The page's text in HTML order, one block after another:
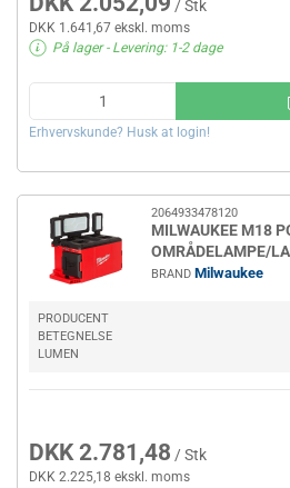
/ Stk
DKK 1.641,67 ekskl. moms
På lager- Levering: 1-2 dage
Erhvervskunde? Husk at login!
2064933478120
MILWAUKEE M18
OMRÅDELAMPE/
BRAND Milwaukee
PRODUCENT
BETEGNELSE
LUMEN
DKK 2.781,48 / Stk
DKK 2.225,18 ekskl. moms